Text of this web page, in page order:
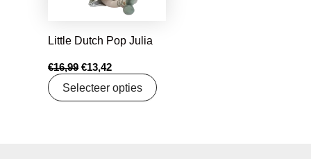
Little Dutch Pop Julia
€16,99 €13,42
Selecteer opties